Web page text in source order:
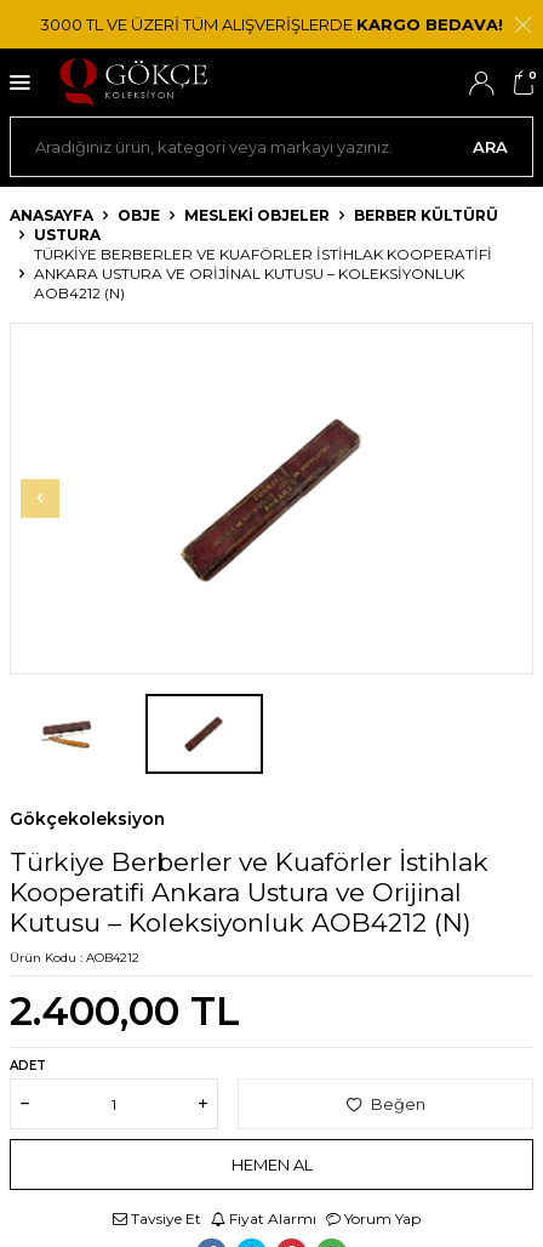
3000 TL VE ÜZERİ TÜM ALIŞVERİŞLERDE KARGO BEDAVA!
ARA
0
ANASAYFA OBJE MESLEKI OBJELER
BERBER KÜLTÜRÜ
USTURA
TÜRKIYE BERBERLER VE KUAFÖRLER İSTIHLAK KOOPERATIFI
ANKARA USTURA VE ORIJINAL KUTUSU – KOLEKSIYONLUK
AOB4212 (N)
Gökçekoleksiyon
Türkiye Berberler ve Kuaförler İstihlak
Kooperatifi Ankara Ustura ve Orijinal
Kutusu – Koleksiyonluk AOB4212 (N)
Ürün Kodu : AOB4212
2.400,00 TL
ADET
Beğen
HEMEN AL
Tavsiye Et Fiyat Alarmı Yorum Yap